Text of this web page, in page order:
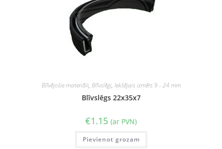
Blīvējošie materiāli, Blīvslēgi, Iekšējais izmērs 9 - 24 mm
Blīvslēgs 22x35x7
€1.15 (ar PVN)
Pievienot grozam